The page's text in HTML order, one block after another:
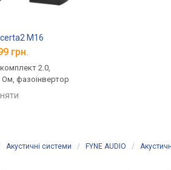
M16
грн.
2.0,
Ом, фазоінвертор
Акустичні системи / FYNE AUDIO /